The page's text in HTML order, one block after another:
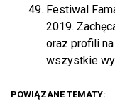
Festiwal
2019.
oraz profili na
wszystkie
POWIĄZANE TEMATY: